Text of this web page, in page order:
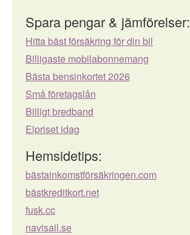
Spara pengar & jämförelser:
Hitta bäst försäkring för din bil
Billigaste mobilabonnemang
Bästa bensinkortet 2026
Små företagslån
Billigt bredband
Elpriset idag
Hemsidetips:
bästainkomstförsäkringen.com
bästkreditkort.net
fusk.cc
navisail.se